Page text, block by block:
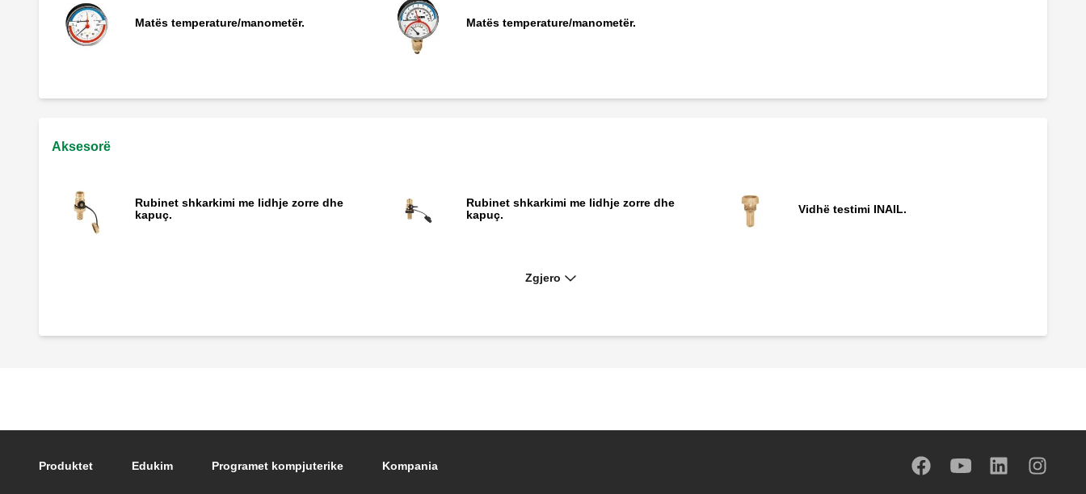
Matës temperature/manometër. Matës temperature/manometër.
Aksesorë
Rubinet shkarkimi me lidhje zorre dhe
kapuç.
Rubinet shkarkimi me lidhje zorre dhe
kapuç.
Vidhë testimi INAIL.
Zgjero
Footer main navigation
Produktet Edukim Programet kompjuterike Kompania